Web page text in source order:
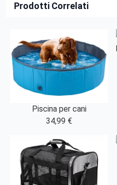
Prodotti Correlati
Piscina per cani
34,99 €